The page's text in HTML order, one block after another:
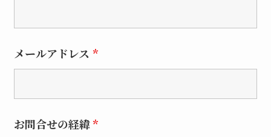
メールアドレス *
お問合せの経緯*